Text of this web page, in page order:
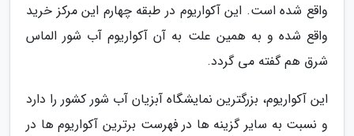
واقع شده است. این آکواریوم در طبقه چهارم این مرکز خرید
واقع شده و به همین علت به آن آکواریوم آب شور الماس
شرق هم گفته می گردد.
این آکواریوم، بزرگترین نمایشگاه آبزیان آب شور کشور را دارد
و نسبت به سایر گزینه ها در فهرست برترین آکواریوم ها در